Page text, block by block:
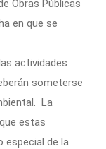
Obras Públicas
en que se
actividades
someterse
La
estas
especial de la